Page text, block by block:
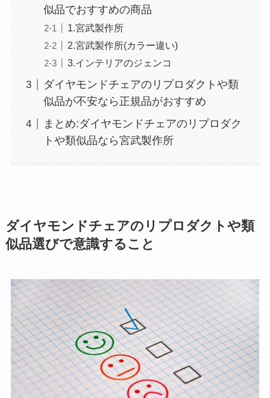
似品でおすすめの商品
1.宮武製作所
2.宮武製作所(カラー違い)
3.インテリアのジェンコ
ダイヤモンドチェアのリプロダクトや類
似品が不安なら正規品がおすすめ
まとめ:ダイヤモンドチェアのリプロダク
トや類似品なら宮武製作所
ダイヤモンドチェアのリプロダクトや類
似品選びで意識すること